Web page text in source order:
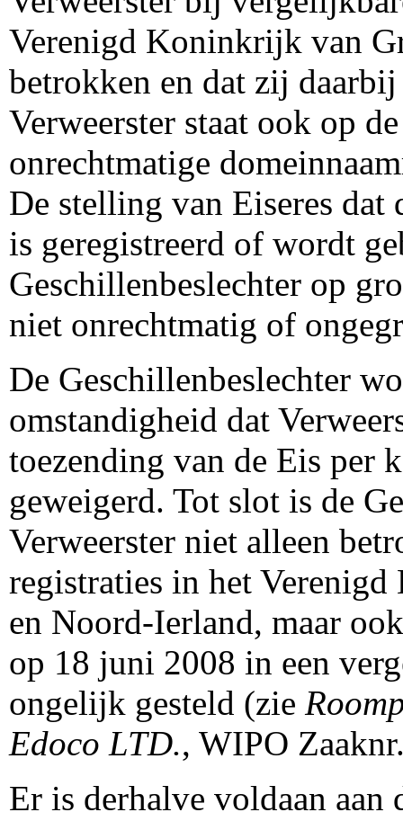
Verenigd Koninkrijk van
betrokken en dat zij
Verweerster staat ook op
onrechtmatige
De stelling van Eiseres
is geregistreerd of wordt
Geschillenbeslechter op
niet onrechtmatig of
De Geschillenbeslechter
omstandigheid dat
toezending van de Eis per
geweigerd. Tot slot is de
Verweerster niet alleen
registraties in het
en Noord-Ierland, maar
op 18 juni 2008 in een
ongelijk gesteld (zie
Edoco LTD., WIPO
Er is derhalve voldaan aan